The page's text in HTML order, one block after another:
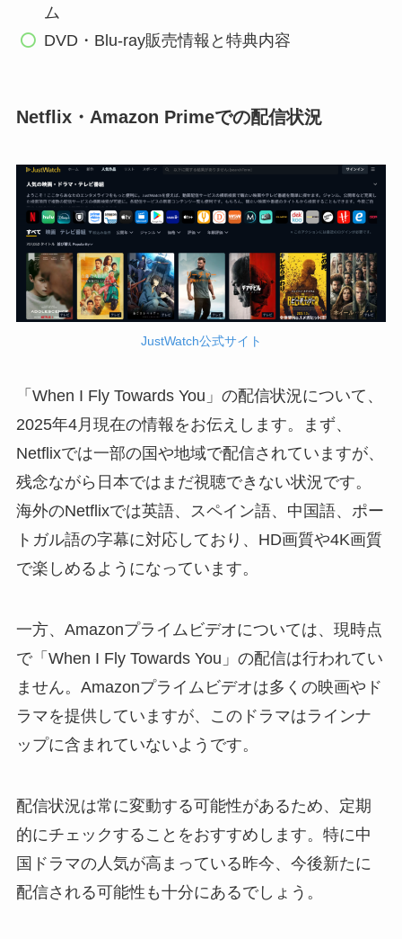
ム
DVD・Blu-ray販売情報と特典内容
Netflix・Amazon Primeでの配信状況
JustWatch公式サイト
「When I Fly Towards You」の配信状況について、
2025年4月現在の情報をお伝えします。まず、
Netflixでは一部の国や地域で配信されていますが、
残念ながら日本ではまだ視聴できない状況です。
海外のNetflixでは英語、スペイン語、中国語、ポー
トガル語の字幕に対応しており、HD画質や4K画質
で楽しめるようになっています。
一方、Amazonプライムビデオについては、現時点
で「When I Fly Towards You」の配信は行われてい
ません。Amazonプライムビデオは多くの映画やド
ラマを提供していますが、このドラマはラインナ
ップに含まれていないようです。
配信状況は常に変動する可能性があるため、定期
的にチェックすることをおすすめします。特に中
国ドラマの人気が高まっている昨今、今後新たに
配信される可能性も十分にあるでしょう。